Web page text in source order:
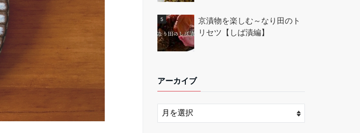
京漬物を楽しむ～なり田のト
リセツ【しば漬編】
アーカイブ